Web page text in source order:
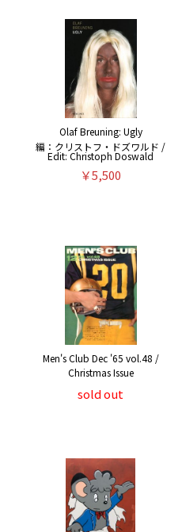
Olaf Breuning: Ugly
編：クリストフ・ドズワルド /
Edit: Christoph Doswald
￥5,500
Men's Club Dec '65 vol.48 /
Christmas Issue
sold out